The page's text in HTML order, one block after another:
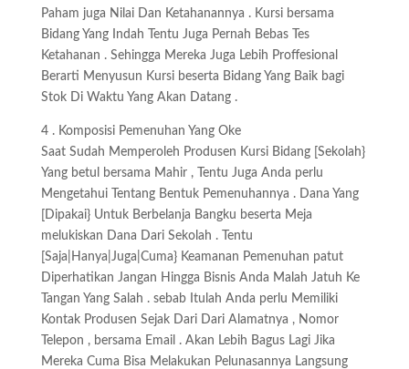
Paham juga Nilai Dan Ketahanannya . Kursi bersama
Bidang Yang Indah Tentu Juga Pernah Bebas Tes
Ketahanan . Sehingga Mereka Juga Lebih Proffesional
Berarti Menyusun Kursi beserta Bidang Yang Baik bagi
Stok Di Waktu Yang Akan Datang .
4 . Komposisi Pemenuhan Yang Oke
Saat Sudah Memperoleh Produsen Kursi Bidang [Sekolah}
Yang betul bersama Mahir , Tentu Juga Anda perlu
Mengetahui Tentang Bentuk Pemenuhannya . Dana Yang
[Dipakai} Untuk Berbelanja Bangku beserta Meja
melukiskan Dana Dari Sekolah . Tentu
[Saja|Hanya|Juga|Cuma} Keamanan Pemenuhan patut
Diperhatikan Jangan Hingga Bisnis Anda Malah Jatuh Ke
Tangan Yang Salah . sebab Itulah Anda perlu Memiliki
Kontak Produsen Sejak Dari Dari Alamatnya , Nomor
Telepon , bersama Email . Akan Lebih Bagus Lagi Jika
Mereka Cuma Bisa Melakukan Pelunasannya Langsung